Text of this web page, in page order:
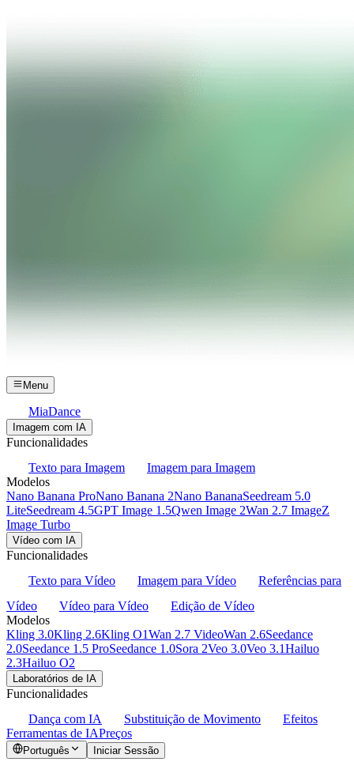
Menu
MiaDance
Imagem com IA
Funcionalidades
Texto para Imagem
Imagem para Imagem
Modelos
Nano Banana ProNano Banana 2Nano BananaSeedream 5.0
LiteSeedream 4.5GPT Image 1.5Qwen Image 2Wan 2.7 ImageZ
Image Turbo
Vídeo com IA
Funcionalidades
Texto para Vídeo
Imagem para Vídeo
Referências para
Vídeo
Vídeo para Vídeo
Edição de Vídeo
Modelos
Kling 3.0Kling 2.6Kling O1Wan 2.7 VideoWan 2.6Seedance
2.0Seedance 1.5 ProSeedance 1.0Sora 2Veo 3.0Veo 3.1Hailuo
2.3Hailuo O2
Laboratórios de IA
Funcionalidades
Dança com IA
Substituição de Movimento
Efeitos
Ferramentas de IAPreços
Português Iniciar Sessão